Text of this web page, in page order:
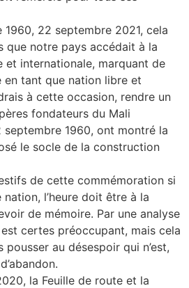
22 septembre 2021, cela
que notre pays accédait à la
et internationale, marquant de
en tant que nation libre et
à cette occasion, rendre un
fondateurs du Mali
1960, ont montré la
le socle de la construction
de cette commémoration si
l’heure doit être à la
de mémoire. Par une analyse
certes préoccupant, mais cela
au désespoir qui n’est,
la Feuille de route et la